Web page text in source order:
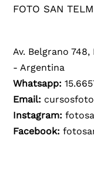
FOTO SAN
Av. Belgrano
- Argentina
Whatsapp:
Email:
Instagram:
Facebook: